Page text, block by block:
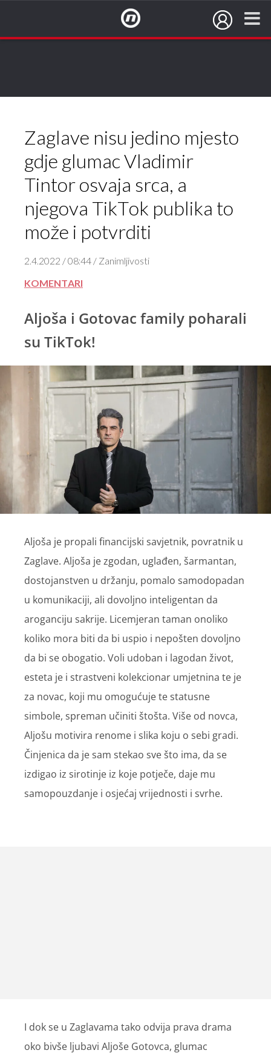
Zaglave nisu jedino mjesto
gdje glumac Vladimir
Tintor osvaja srca, a
njegova TikTok publika to
može i potvrditi
2.4.2022 / 08:44 / Zanimljivosti
KOMENTARI
Aljoša i Gotovac family poharali
su TikTok!
Aljoša je propali financijski savjetnik, povratnik u
Zaglave. Aljoša je zgodan, uglađen, šarmantan,
dostojanstven u držanju, pomalo samodopadan
u komunikaciji, ali dovoljno inteligentan da
aroganciju sakrije. Licemjeran taman onoliko
koliko mora biti da bi uspio i nepošten dovoljno
da bi se obogatio. Voli udoban i lagodan život,
esteta je i strastveni kolekcionar umjetnina te je
za novac, koji mu omogućuje te statusne
simbole, spreman učiniti štošta. Više od novca,
Aljošu motivira renome i slika koju o sebi gradi.
Činjenica da je sam stekao sve što ima, da se
izdigao iz sirotinje iz koje potječe, daje mu
samopouzdanje i osjećaj vrijednosti i svrhe.
I dok se u Zaglavama tako odvija prava drama
oko bivše ljubavi Aljoše Gotovca, glumac